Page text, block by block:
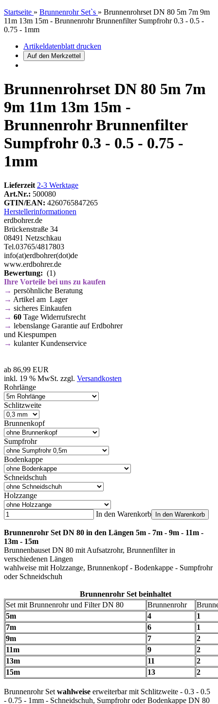
Startseite » Brunnenrohr Set`s » Brunnenrohrset DN 80 5m 7m 9m
11m 13m 15m - Brunnenrohr Brunnenfilter Sumpfrohr 0.3 - 0.5 -
0.75 - 1mm
Artikeldatenblatt drucken
Brunnenrohrset DN 80 5m 7m
9m 11m 13m 15m -
Brunnenrohr Brunnenfilter
Sumpfrohr 0.3 - 0.5 - 0.75 -
1mm
Lieferzeit 2-3 Werktage
Art.Nr.: 500080
GTIN/EAN: 4260765847265
Herstellerinformationen
erdbohrer.de
Brückenstraße 34
08491 Netzschkau
Tel.03765/4817803
info(at)erdbohrer(dot)de
www.erdbohrer.de
Bewertung: (1)
Ihre Vorteile bei uns zu kaufen
→ persöhnliche Beratung
→ Artikel am Lager
→ sicheres Einkaufen
→ 60 Tage Widerrufsrecht
→ lebenslange Garantie auf Erdbohrer
und Kiespumpen
→ kulanter Kundenservice
ab 86,99 EUR
inkl. 19 % MwSt. zzgl. Versandkosten
Rohrlänge
Schlitzweite
Brunnenkopf
Sumpfrohr
Bodenkappe
Schneidschuh
Holzzange
In den Warenkorb In den Warenkorb
Brunnenrohr Set DN 80 in den Längen 5m - 7m - 9m - 11m -
13m - 15m
Brunnenbauset DN 80 mit Aufsatzrohr, Brunnenfilter in
verschiedenen Längen
wahlweise mit Holzzange, Brunnenkopf - Bodenkappe - Sumpfrohr
oder Schneidschuh
Brunnenrohr Set beinhaltet
Set mit Brunnenrohr und Filter DN 80
Brunnenrohr
5m
4
1
7m
6
1
9m
7
2
11m
9
2
13m
11
2
15m
13 2
Brunnenrohr Set wahlweise erweiterbar mit Schlitzweite - 0.3 - 0.5
- 0.75 - 1mm - Schneidschuh, Sumpfrohr oder Bodenkappe DN 80